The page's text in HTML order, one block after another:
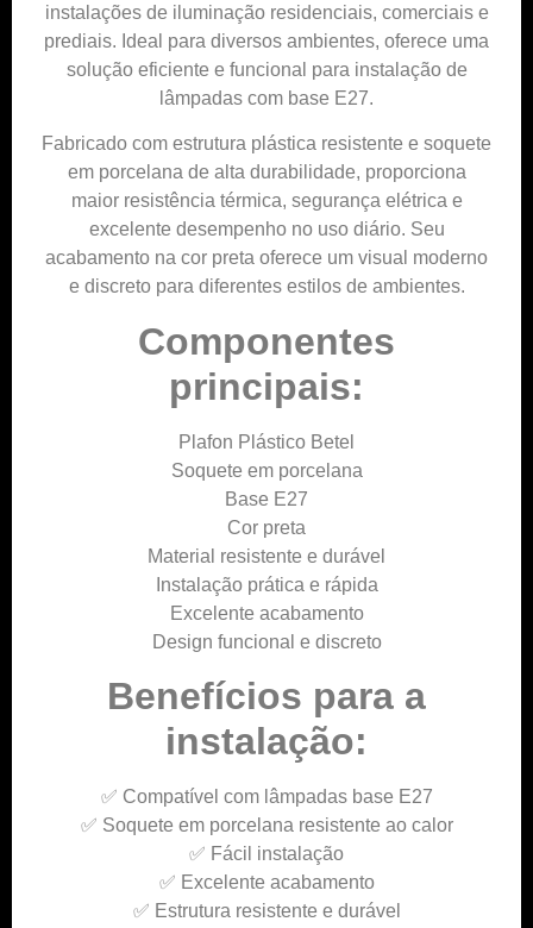
instalações de iluminação residenciais, comerciais e
prediais. Ideal para diversos ambientes, oferece uma
solução eficiente e funcional para instalação de
lâmpadas com base E27.
Fabricado com estrutura plástica resistente e soquete
em porcelana de alta durabilidade, proporciona
maior resistência térmica, segurança elétrica e
excelente desempenho no uso diário. Seu
acabamento na cor preta oferece um visual moderno
e discreto para diferentes estilos de ambientes.
Componentes
principais:
Plafon Plástico Betel
Soquete em porcelana
Base E27
Cor preta
Material resistente e durável
Instalação prática e rápida
Excelente acabamento
Design funcional e discreto
Benefícios para a
instalação:
✅ Compatível com lâmpadas base E27
✅ Soquete em porcelana resistente ao calor
✅ Fácil instalação
✅ Excelente acabamento
✅ Estrutura resistente e durável